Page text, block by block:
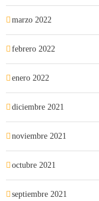
marzo 2022
febrero 2022
enero 2022
diciembre 2021
noviembre 2021
octubre 2021
septiembre 2021